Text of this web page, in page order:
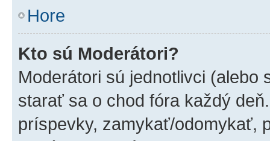
Hore
Kto sú Moderátori?
Moderátori sú jednotlivci (alebo
starať sa o chod fóra každý
príspevky, zamykať/odomykať,